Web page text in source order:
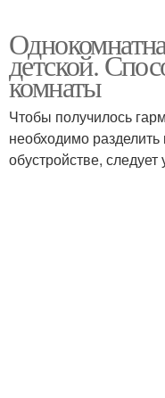
квартире
Угловая хрущевка
Планировка в
детской.
комнаты
Чтобы получилось
необходимо
обустройстве,